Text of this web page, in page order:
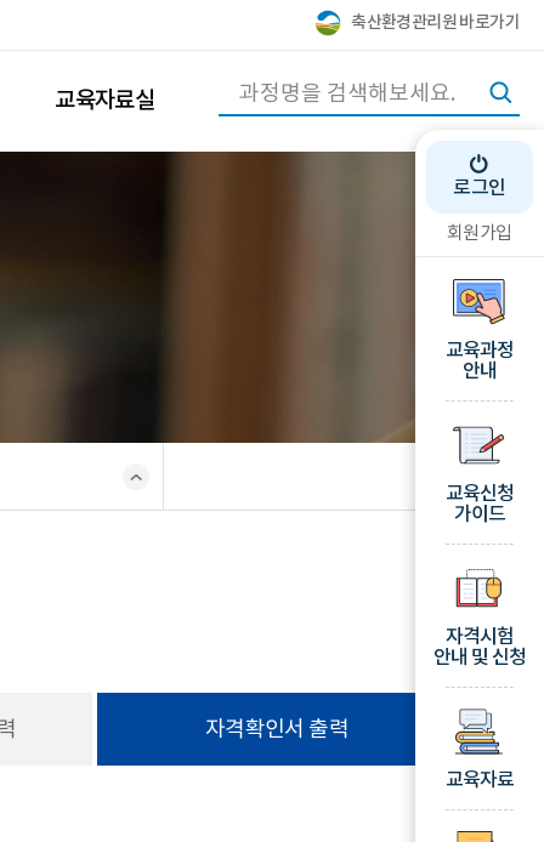
축산환경관리원 바로가기
교육자료실
자격확인서 출력
로그인
회원가입
교육과정
안내
교육신청
가이드
자격시험
안내 및 신청
교육자료